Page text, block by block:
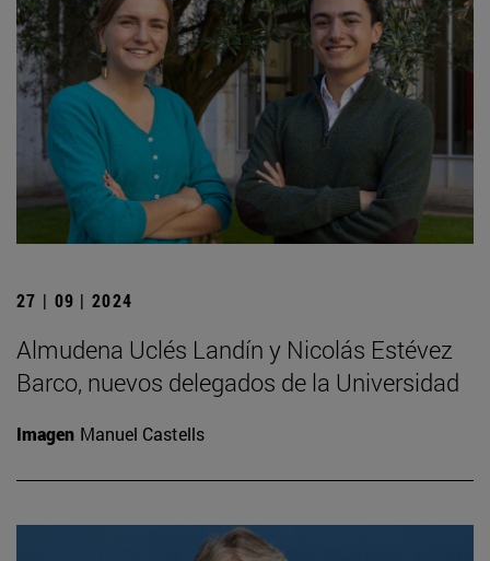
27 | 09 | 2024
Almudena Uclés Landín y Nicolás Estévez
Barco, nuevos delegados de la Universidad
Imagen Manuel Castells